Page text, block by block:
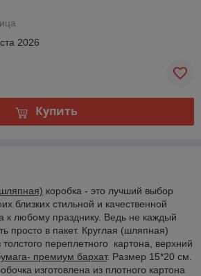
2026
Купить
коробка - это лучший выбор
близких стильной и качественной
к любому празднику. Ведь не каждый
просто в пакет. Круглая (шляпная)
переплетного
картона, верхний
премиум бархат. Размер 15*20 см.
изготовлена из плотного картона